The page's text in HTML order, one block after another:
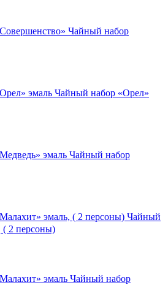
Чайный набор
Чайный набор «Орел»
Чайный набор
Чайный
( 2 персоны)
Чайный набор